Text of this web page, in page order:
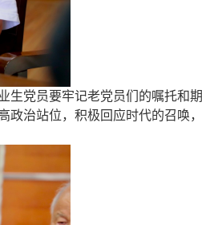
生党员要牢记老党员们 的嘱托和期
治站位，积极回应时代的召唤，